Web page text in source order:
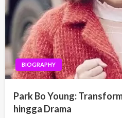
BIOGRAPHY
Park Bo Young:
hingga Drama